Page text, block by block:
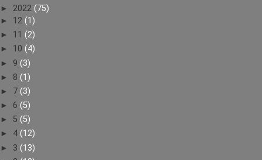
► 2022 (75)
► 12 (1)
► 11 (2)
► 10 (4)
► 9 (3)
► 8 (1)
► 7 (3)
► 6 (5)
► 5 (5)
► 4 (12)
► 3 (13)